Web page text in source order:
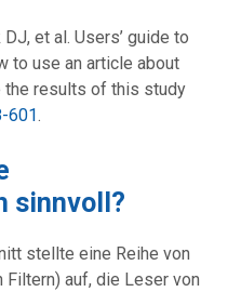
et al. Users’ guide to
to use an article about
the results of this study
601.
sinnvoll?
stellte eine Reihe von
auf, die Leser von